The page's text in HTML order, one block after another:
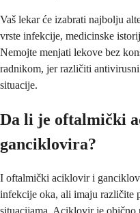
Vaš lekar će izabrati najbolju
vrste infekcije, medicinske
Nemojte menjati lekove bez
radnikom, jer različiti
situacije.
Da li je oftalmički
ganciklovira?
I oftalmički aciklovir i
infekcije oka, ali imaju različite